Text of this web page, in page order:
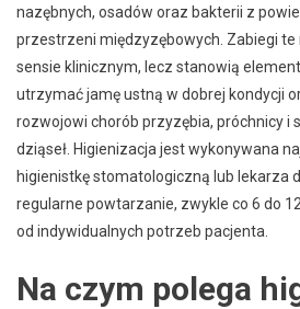
nazębnych, osadów oraz bakterii z
przestrzeni międzyzębowych. Zabiegi te
sensie klinicznym, lecz stanowią
utrzymać jamę ustną w dobrej kondycji
rozwojowi chorób przyzębia, próchnicy i
dziąseł. Higienizacja jest wykonywana
higienistkę stomatologiczną lub lekarza
regularne powtarzanie, zwykle co 6 do
od indywidualnych potrzeb pacjenta.
Na czym polega